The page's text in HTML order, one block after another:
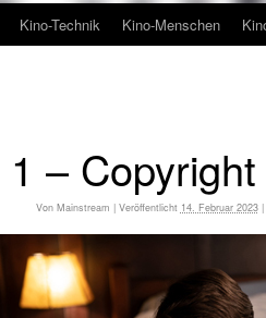
Kino-Technik Kino-Menschen
–
Von Mainstream | Veröffentlicht 14. Februar 2023 |